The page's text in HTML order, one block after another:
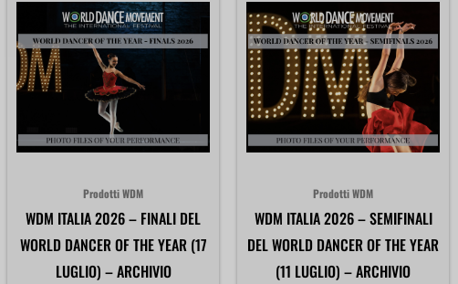
Prodotti WDM
WDM ITALIA 2026 – FINALI DEL
WORLD DANCER OF THE YEAR (17
LUGLIO) – ARCHIVIO
Prodotti WDM
WDM ITALIA 2026 – SEMIFINALI
DEL WORLD DANCER OF THE YEAR
(11 LUGLIO) – ARCHIVIO